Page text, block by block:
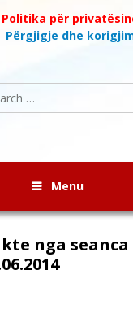
Politika për
Përgjigje dhe
Menu
nga seanca